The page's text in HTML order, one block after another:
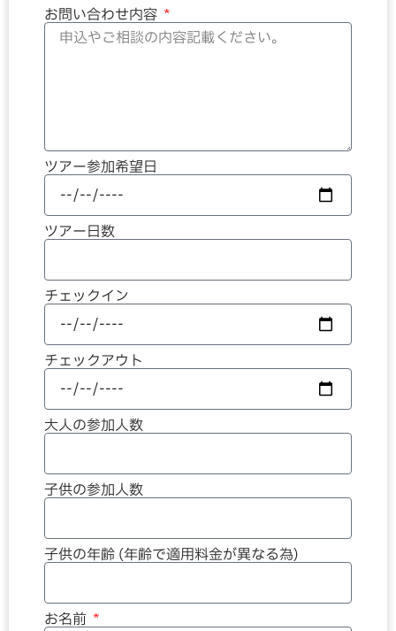
お問い合わせ内容
ツアー参加希望日
ツアー日数
チェックイン
チェックアウト
大人の参加人数
子供の参加人数
子供の年齢 (年齢で適用料金が異なる為)
お名前